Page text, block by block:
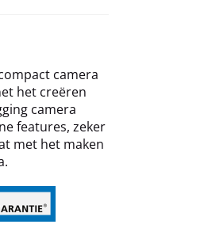
camera
het creëren
camera
features, zeker
met het maken